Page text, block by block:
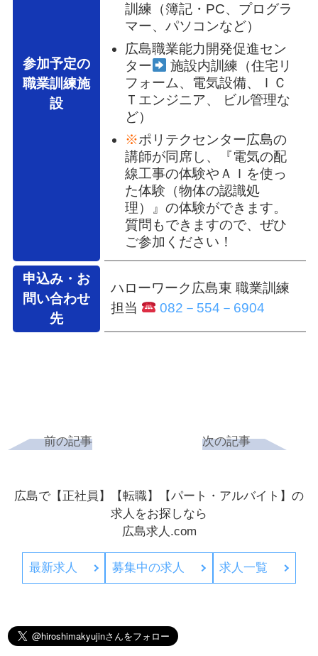
参加予定の
職業訓練施
設
訓練（簿記・PC、プログラ
マー、パソコンなど）
広島職業能力開発促進セン
ター
施設内訓練（住宅リ
フォーム、電気設備、ＩＣ
Ｔエンジニア、 ビル管理な
ど）
※ポリテクセンター広島の
講師が同席し、『電気の配
線工事の体験やＡＩを使っ
た体験（物体の認識処
理）』の体験ができます。
質問もできますので、ぜひ
ご参加ください！
申込み・お
問い合わせ
先
ハローワーク広島東 職業訓練
担当
082－554－6904
前の記事 次の記事
広島で【正社員】【転職】【パート・アルバイト】の
求人をお探しなら
広島求人.com
最新求人 募集中の求人 求人一覧